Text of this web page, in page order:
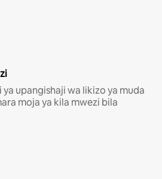
upangishaji wa likizo ya muda
moja ya kila mwezi bila